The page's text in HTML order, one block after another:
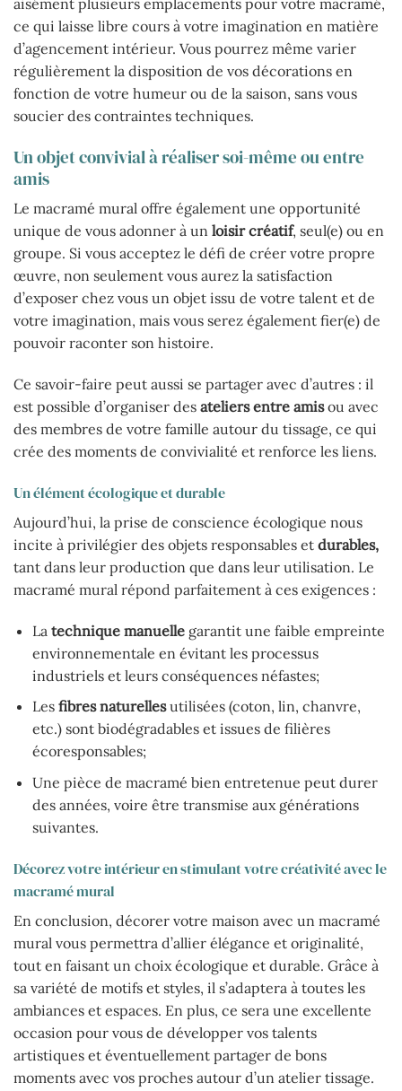
aisément plusieurs emplacements pour votre macramé,
ce qui laisse libre cours à votre imagination en matière
d’agencement intérieur. Vous pourrez même varier
régulièrement la disposition de vos décorations en
fonction de votre humeur ou de la saison, sans vous
soucier des contraintes techniques.
Un objet convivial à réaliser soi-même ou entre
amis
Le macramé mural offre également une opportunité
unique de vous adonner à un loisir créatif, seul(e) ou en
groupe. Si vous acceptez le défi de créer votre propre
œuvre, non seulement vous aurez la satisfaction
d’exposer chez vous un objet issu de votre talent et de
votre imagination, mais vous serez également fier(e) de
pouvoir raconter son histoire.
Ce savoir-faire peut aussi se partager avec d’autres : il
est possible d’organiser des ateliers entre amisou avec
des membres de votre famille autour du tissage, ce qui
crée des moments de convivialité et renforce les liens.
Un élément écologique et durable
Aujourd’hui, la prise de conscience écologique nous
incite à privilégier des objets responsables et durables,
tant dans leur production que dans leur utilisation. Le
macramé mural répond parfaitement à ces exigences :
La technique manuellegarantit une faible empreinte
environnementale en évitant les processus
industriels et leurs conséquences néfastes;
Les fibres naturellesutilisées (coton, lin, chanvre,
etc.) sont biodégradables et issues de filières
écoresponsables;
Une pièce de macramé bien entretenue peut durer
des années, voire être transmise aux générations
suivantes.
Décorez votre intérieur en stimulant votre créativité avec le
macramé mural
En conclusion, décorer votre maison avec un macramé
mural vous permettra d’allier élégance et originalité,
tout en faisant un choix écologique et durable. Grâce à
sa variété de motifs et styles, il s’adaptera à toutes les
ambiances et espaces. En plus, ce sera une excellente
occasion pour vous de développer vos talents
artistiques et éventuellement partager de bons
moments avec vos proches autour d’un atelier tissage.